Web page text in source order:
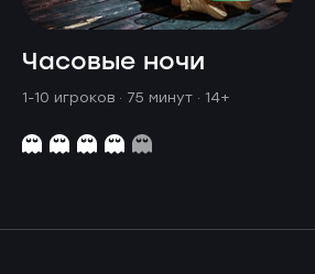
Часовые ночи
1-10 игроков · 75 минут · 14+